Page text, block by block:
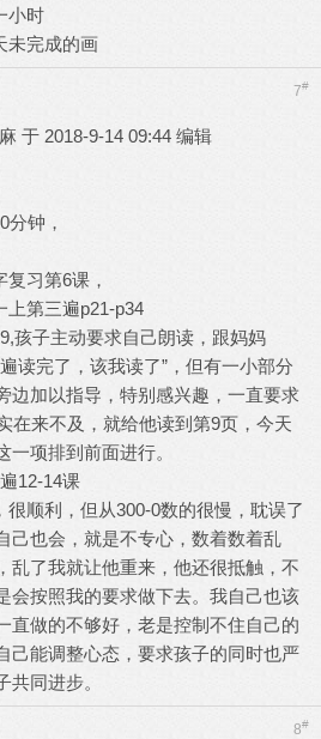
小时
未完成的画
7#
于 2018-9-14 09:44 编辑
分钟，
习第6课，
上第三遍p21-p34
子主动要求自己朗读，跟妈妈
读完了，该我读了”，但有一小部分
边加以指导，特别感兴趣，一直要求
在来不及，就给他读到第9页，今天
一项排到前面进行。
12-14课
顺利，但从300-0数的很慢，耽误了
己也会，就是不专心，数着数着乱
乱了我就让他重来，他还很抵触，不
会按照我的要求做下去。我自己也该
直做的不够好，老是控制不住自己的
己能调整心态，要求孩子的同时也严
共同进步。
8#